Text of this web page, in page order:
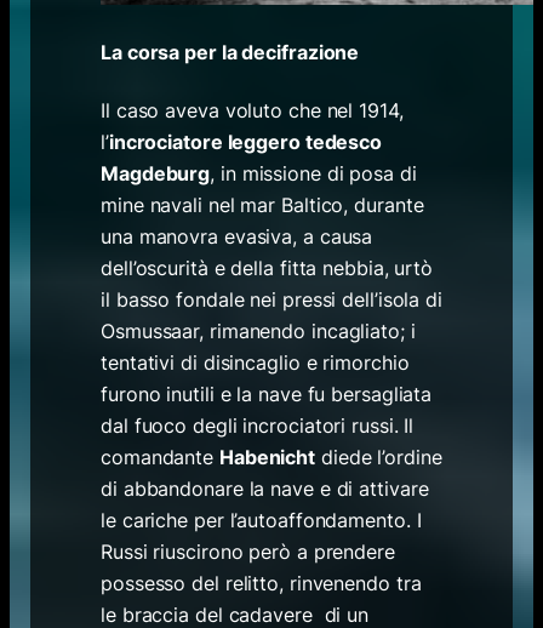
La corsa per la decifrazione
Il caso aveva voluto che nel 1914,
l’incrociatore leggero tedesco
Magdeburg, in missione di posa di
mine navali nel mar Baltico, durante
una manovra evasiva, a causa
dell’oscurità e della fitta nebbia, urtò
il basso fondale nei pressi dell’isola di
Osmussaar, rimanendo incagliato; i
tentativi di disincaglio e rimorchio
furono inutili e la nave fu bersagliata
dal fuoco degli incrociatori russi. Il
comandante Habenicht diede l’ordine
di abbandonare la nave e di attivare
le cariche per l’autoaffondamento. I
Russi riuscirono però a prendere
possesso del relitto, rinvenendo tra
le braccia del cadavere di un